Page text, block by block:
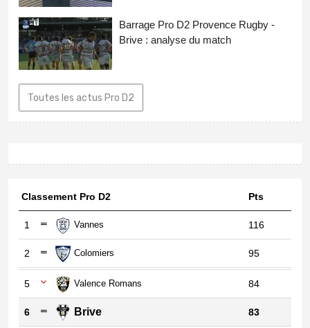
Barrage Pro D2 Provence Rugby -
Brive : analyse du match
Toutes les actus Pro D2
Classement Pro D2 Pts
1 Vannes 116
2 Colomiers 95
5 Valence Romans 84
6 Brive 83